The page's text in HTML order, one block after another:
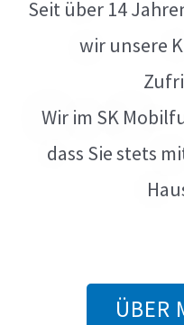
Seit über 14
wir unsere
Wir im SK
dass Sie stets
ÜBER